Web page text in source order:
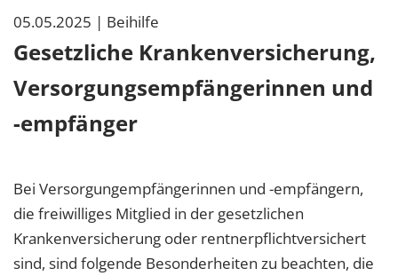
05.05.2025 | Beihilfe
Gesetzliche Krankenversicherung,
Versorgungsempfängerinnen und
-empfänger
Bei Versorgungempfängerinnen und -empfängern,
die freiwilliges Mitglied in der gesetzlichen
Krankenversicherung oder rentnerpflichtversichert
sind, sind folgende Besonderheiten zu beachten, die